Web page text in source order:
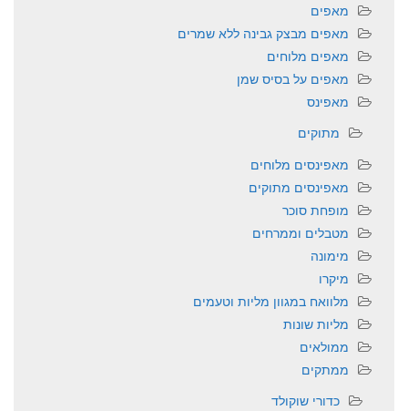
מאפים
מאפים מבצק גבינה ללא שמרים
מאפים מלוחים
מאפים על בסיס שמן
מאפינס
מתוקים
מאפינסים מלוחים
מאפינסים מתוקים
מופחת סוכר
מטבלים וממרחים
מימונה
מיקרו
מלוואח במגוון מליות וטעמים
מליות שונות
ממולאים
ממתקים
כדורי שוקולד